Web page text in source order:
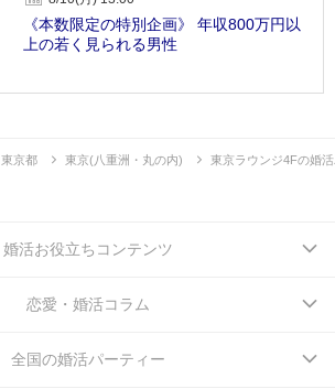
《本数限定の特別企画》 年収800万円以
上の若く見られる男性
東京都 東京(八重洲・丸の内) 東京ラウンジ4Fの婚
婚活お役立ちコンテンツ
恋愛・婚活コラム
全国の婚活パーティー